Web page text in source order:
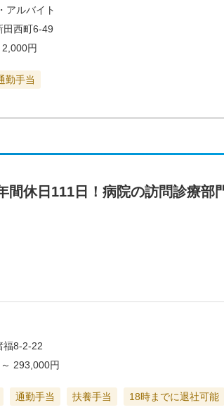
アルバイト
田西町6-49
2,000円
勤手当
間休日111日！病院の訪問診療部
福8-2-22
～ 293,000円
通勤手当 扶養手当 18時までに退社可能